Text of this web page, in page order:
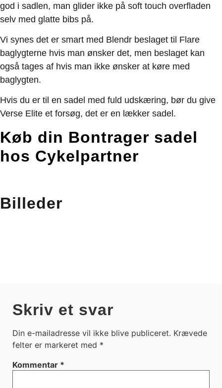
god i sadlen, man glider ikke på soft touch overfladen
selv med glatte bibs på.
Vi synes det er smart med Blendr beslaget til Flare
baglygterne hvis man ønsker det, men beslaget kan
også tages af hvis man ikke ønsker at køre med
baglygten.
Hvis du er til en sadel med fuld udskæring, bør du give
Verse Elite et forsøg, det er en lækker sadel.
Køb din Bontrager sadel
hos Cykelpartner
Billeder
Skriv et svar
Din e-mailadresse vil ikke blive publiceret. Krævede
felter er markeret med *
Kommentar *